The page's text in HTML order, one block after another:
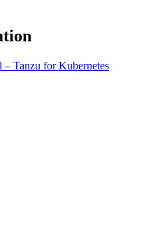
Tanzu for Kubernetes